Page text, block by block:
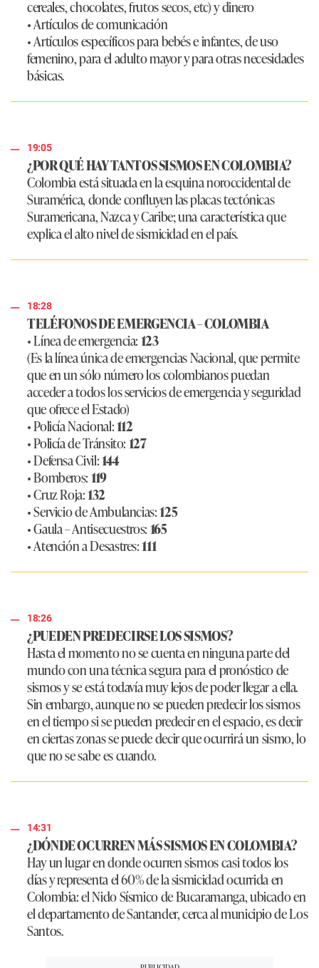
cereales, chocolates, frutos secos, etc) y dinero
• Artículos de comunicación
• Artículos específicos para bebés e infantes, de uso
femenino, para el adulto mayor y para otras necesidades
básicas.
19:05
¿POR QUÉ HAY TANTOS SISMOS EN COLOMBIA?
Colombia está situada en la esquina noroccidental de
Suramérica, donde confluyen las placas tectónicas
Suramericana, Nazca y Caribe; una característica que
explica el alto nivel de sismicidad en el país.
18:28
TELÉFONOS DE EMERGENCIA – COLOMBIA
• Línea de emergencia:123
(Es la línea única de emergencias Nacional, que permite
que en un sólo número los colombianos puedan
acceder a todos los servicios de emergencia y seguridad
que ofrece el Estado)
• Policía Nacional:112
• Policía de Tránsito:127
• Defensa Civil:144
• Bomberos:119
• Cruz Roja:132
• Servicio de Ambulancias:125
• Gaula – Antisecuestros:165
• Atención a Desastres:111
18:26
¿PUEDEN PREDECIRSE LOS SISMOS?
Hasta el momento no se cuenta en ninguna parte del
mundo con una técnica segura para el pronóstico de
sismos y se está todavía muy lejos de poder llegar a ella.
Sin embargo, aunque no se pueden predecir los sismos
en el tiempo si se pueden predecir en el espacio, es decir
en ciertas zonas se puede decir que ocurrirá un sismo, lo
que no se sabe es cuando.​
14:31
¿DÓNDE OCURREN MÁS SISMOS EN COLOMBIA?
Hay un lugar en donde ocurren sismos casi todos los
días y representa el 60% de la sismicidad ocurrida en
Colombia: el Nido Sísmico de Bucaramanga, ubicado en
el departamento de Santander, cerca al municipio de Los
Santos.​